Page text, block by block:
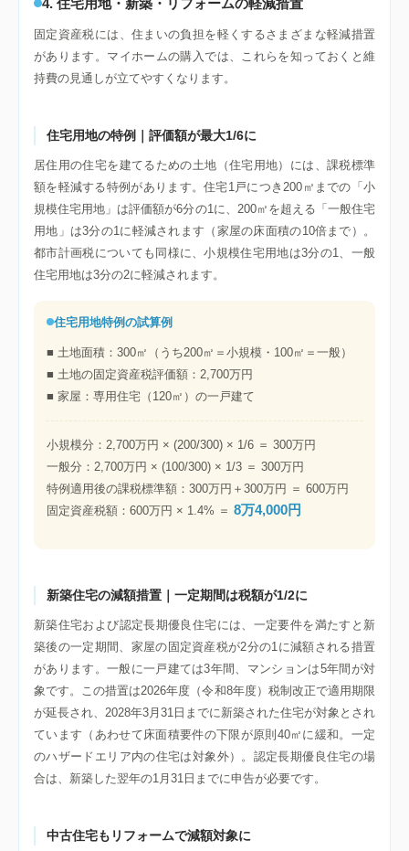
固定資産税には、住まいの負担を軽くするさまざまな軽減措置
があります。マイホームの購入では、これらを知っておくと維
持費の見通しが立てやすくなります。
住宅用地の特例｜評価額が最大1/6に
居住用の住宅を建てるための土地（住宅用地）には、課税標準
額を軽減する特例があります。住宅1戸につき200㎡までの「小
規模住宅用地」は評価額が6分の1に、200㎡を超える「一般住宅
用地」は3分の1に軽減されます（家屋の床面積の10倍まで）。
都市計画税についても同様に、小規模住宅用地は3分の1、一般
住宅用地は3分の2に軽減されます。
住宅用地特例の試算例
■ 土地面積：300㎡（うち200㎡＝小規模・100㎡＝一般）
■ 土地の固定資産税評価額：2,700万円
■ 家屋：専用住宅（120㎡）の一戸建て
小規模分：2,700万円 × (200/300) × 1/6 ＝ 300万円
一般分：2,700万円 × (100/300) × 1/3 ＝ 300万円
特例適用後の課税標準額：300万円＋300万円 ＝ 600万円
固定資産税額：600万円 × 1.4% ＝ 8万4,000円
新築住宅の減額措置｜一定期間は税額が1/2に
新築住宅および認定長期優良住宅には、一定要件を満たすと新
築後の一定期間、家屋の固定資産税が2分の1に減額される措置
があります。一般に一戸建ては3年間、マンションは5年間が対
象です。この措置は2026年度（令和8年度）税制改正で適用期限
が延長され、2028年3月31日までに新築された住宅が対象とされ
ています（あわせて床面積要件の下限が原則40㎡に緩和。一定
のハザードエリア内の住宅は対象外）。認定長期優良住宅の場
合は、新築した翌年の1月31日までに申告が必要です。
中古住宅もリフォームで減額対象に